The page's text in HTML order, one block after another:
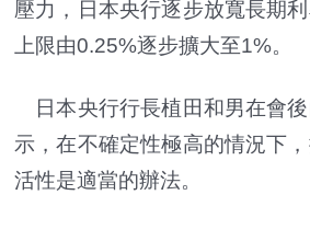
壓力，日本央行逐步放寬長期
上限由0.25%逐步擴大至1%。
日本央行行長植田和男在會
示，在不確定性極高的情況下
活性是適當的辦法。